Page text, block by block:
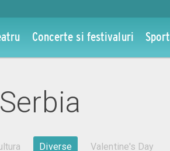
Concerte si festivaluri Sport
Diverse Valentine's Day